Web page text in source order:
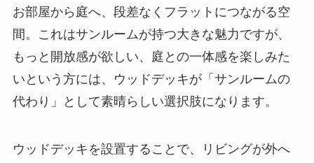
お部屋から庭へ、段差なくフラットにつながる空
間。これはサンルームが持つ大きな魅力ですが、
もっと開放感が欲しい、庭との一体感を楽しみた
いという方には、ウッドデッキが「サンルームの
代わり」として素晴らしい選択肢になります。
ウッドデッキを設置することで、リビングが外へ